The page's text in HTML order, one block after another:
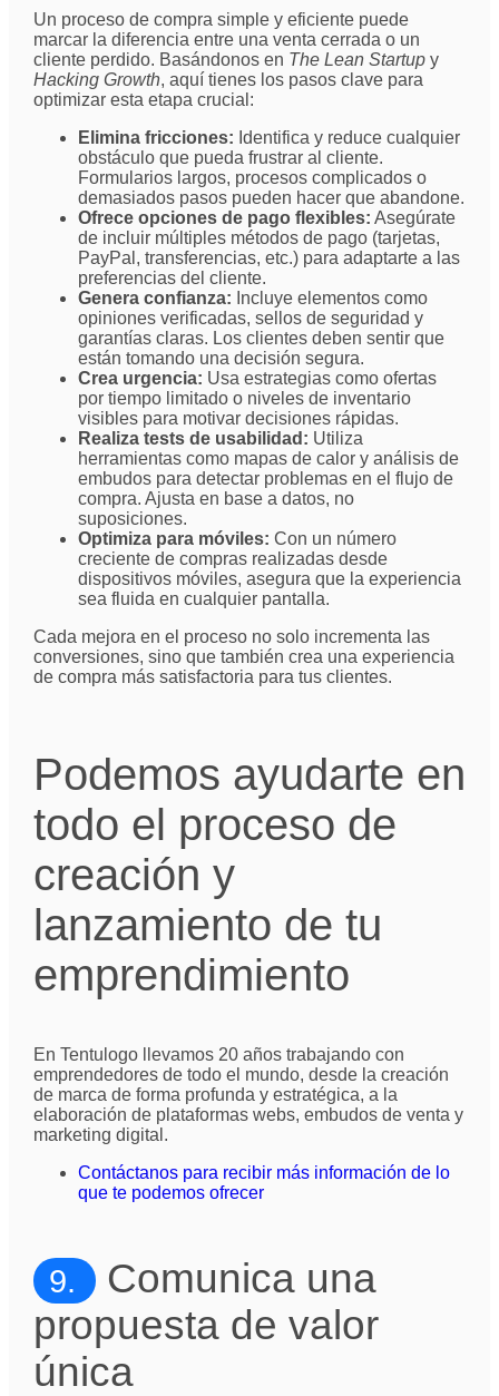
Un proceso de compra simple y eficiente puede
marcar la diferencia entre una venta cerrada o un
cliente perdido. Basándonos en The Lean Startupy
Hacking Growth, aquí tienes los pasos clave para
optimizar esta etapa crucial:
Elimina fricciones: Identifica y reduce cualquier
obstáculo que pueda frustrar al cliente.
Formularios largos, procesos complicados o
demasiados pasos pueden hacer que abandone.
Ofrece opciones de pago flexibles: Asegúrate
de incluir múltiples métodos de pago (tarjetas,
PayPal, transferencias, etc.) para adaptarte a las
preferencias del cliente.
Genera confianza: Incluye elementos como
opiniones verificadas, sellos de seguridad y
garantías claras. Los clientes deben sentir que
están tomando una decisión segura.
Crea urgencia: Usa estrategias como ofertas
por tiempo limitado o niveles de inventario
visibles para motivar decisiones rápidas.
Realiza tests de usabilidad: Utiliza
herramientas como mapas de calor y análisis de
embudos para detectar problemas en el flujo de
compra. Ajusta en base a datos, no
suposiciones.
Optimiza para móviles: Con un número
creciente de compras realizadas desde
dispositivos móviles, asegura que la experiencia
sea fluida en cualquier pantalla.
Cada mejora en el proceso no solo incrementa las
conversiones, sino que también crea una experiencia
de compra más satisfactoria para tus clientes.
Podemos ayudarte en
todo el proceso de
creación y
lanzamiento de tu
emprendimiento
En Tentulogo llevamos 20 años trabajando con
emprendedores de todo el mundo, desde la creación
de marca de forma profunda y estratégica, a la
elaboración de plataformas webs, embudos de venta y
marketing digital.
Contáctanos para recibir más información de lo
que te podemos ofrecer
9. Comunica una
propuesta de valor
única